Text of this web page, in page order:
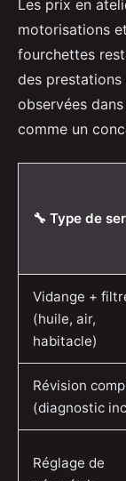
Les prix en
motorisations
fourchettes
des prestations
observées
comme un
🔧 Type de
Vidange +
(huile, air,
habitacle)
Révision
(diagnostic
Réglage de